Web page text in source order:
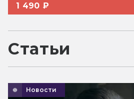
1 490 ₽
Статьи
Новости